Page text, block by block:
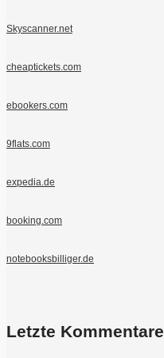
Skyscanner.net
cheaptickets.com
ebookers.com
9flats.com
expedia.de
booking.com
notebooksbilliger.de
Letzte Kommentare